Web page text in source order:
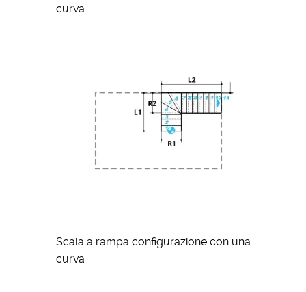
curva
Scala a rampa configurazione con una
curva